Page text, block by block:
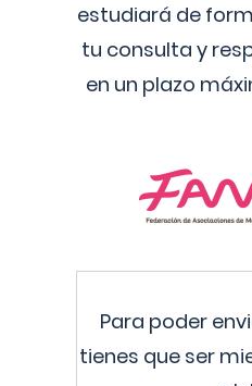
estudiará de
tu consulta y
en un plazo
Para poder
tienes que ser